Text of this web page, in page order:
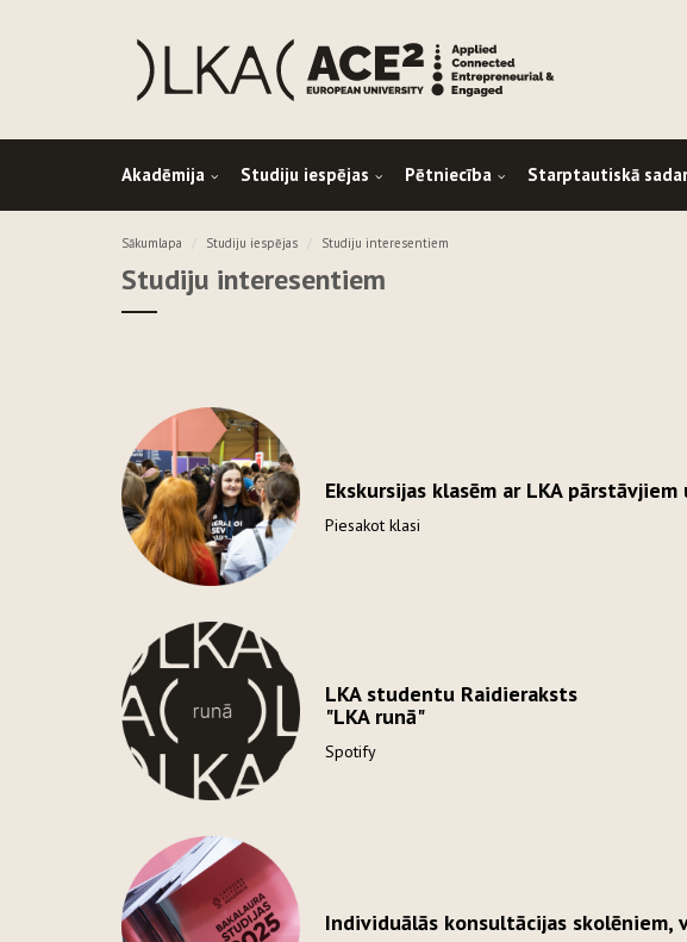
Akadēmija Studiju iespējas Pētniecība Starptautiskā
Sākumlapa Studiju iespējas Studiju interesentiem
Studiju interesentiem
Ekskursijas klasēm ar LKA
Piesakot klasi
LKA studentu Raidieraksts
"LKA runā"
Spotify
Individuālās konsultācijas skolēniem,